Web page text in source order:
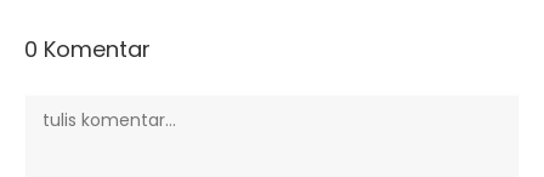
0 Komentar